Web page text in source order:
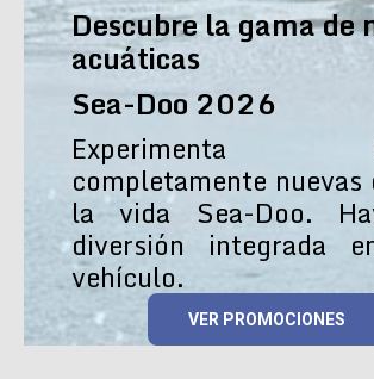
Descubre la gama de
acuáticas
Sea-Doo 2026
Experimenta
completamente nuevas
la vida Sea-Doo.
diversión integrada
vehículo.
VER PROMOCIONES